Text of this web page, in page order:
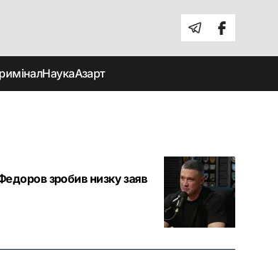
НаукаАзарт
зробив низку заяв